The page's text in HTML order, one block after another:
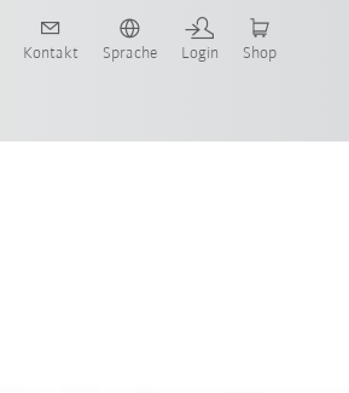
Kontakt Sprache Login Shop